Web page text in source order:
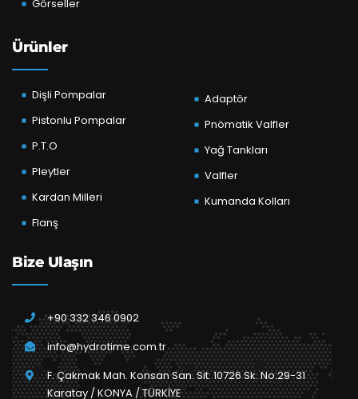
Görseller
Ürünler
Dişli Pompalar
Pistonlu Pompalar
P.T.O
Pleytler
Kardan Milleri
Flanş
Adaptör
Pnömatik Valfler
Yağ Tankları
Valfler
Kumanda Kolları
Bize Ulaşın
+90 332 346 0902
info@hydrotime.com.tr
F. Çakmak Mah. Konsan San. Sit. 10726 Sk. No:29-31
Karatay / KONYA / TÜRKİYE